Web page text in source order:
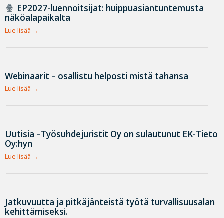
EP2027-luennoitsijat: huippuasiantuntemusta
näköalapaikalta
Lue lisää
Webinaarit – osallistu helposti mistä tahansa
Lue lisää
Uutisia –Työsuhdejuristit Oy on sulautunut EK-Tieto
Oy:hyn
Lue lisää
Jatkuvuutta ja pitkäjänteistä työtä turvallisuusalan
kehittämiseksi.